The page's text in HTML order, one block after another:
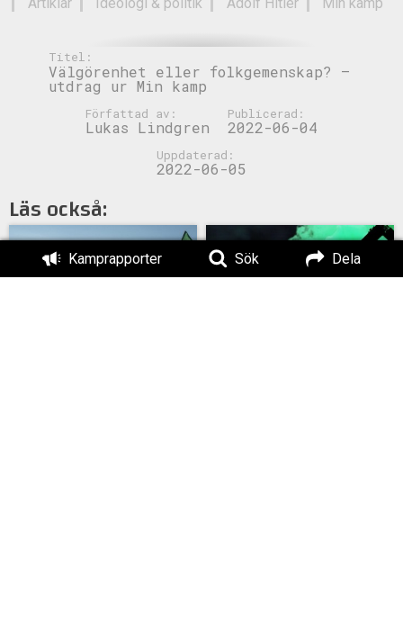
Kamprapporter Sök Dela
Artiklar
Ideologi & politik Adolf Hitler Min kamp
Titel:
Välgörenhet eller folkgemenskap? –
utdrag ur Min kamp
Författad av:
Lukas Lindgren
Publicerad:
2022-06-04
Uppdaterad:
2022-06-05
Läs också: